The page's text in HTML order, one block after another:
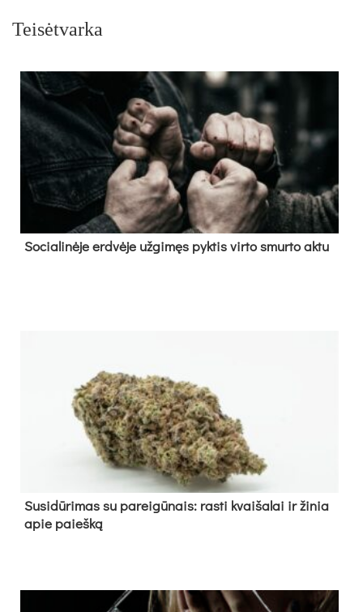
Teisėtvarka
So­cia­li­nė­je erd­vė­je už­gi­męs pyk­tis vir­to smur­to ak­tu
Su­si­dū­ri­mas su pa­rei­gū­nais: ras­ti kvai­ša­lai ir ži­nia
apie paieš­ką